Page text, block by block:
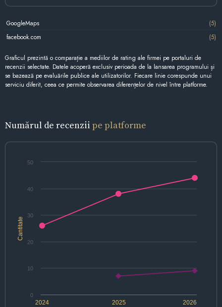
GoogleMaps
(5)
facebook.com
(5)
Graficul prezintă o comparație a mediilor de rating ale firmei pe portaluri de
recenzii selectate. Datele acoperă exclusiv perioada de la lansarea programului și
se bazează pe evaluările publice ale utilizatorilor. Fiecare linie corespunde unui
serviciu diferit, ceea ce permite observarea diferențelor de nivel între platforme.
Numărul de recenzii pe platforme
Cantitate
2024 2025 2026
0
10
20
30
40
50